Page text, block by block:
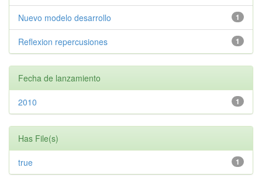
1
Nuevo modelo desarrollo
1
Reflexion repercusiones
Fecha de lanzamiento
1
2010
Has File(s)
1
true